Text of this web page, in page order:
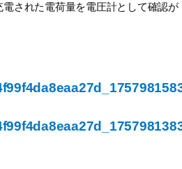
された電荷量を電圧計として確認が